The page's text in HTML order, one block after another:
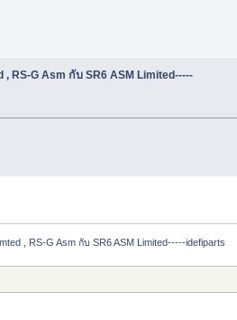
RS-G Asm กับ SR6 ASM Limited-----
, RS-G Asm กับ SR6 ASM Limited-----idefiparts